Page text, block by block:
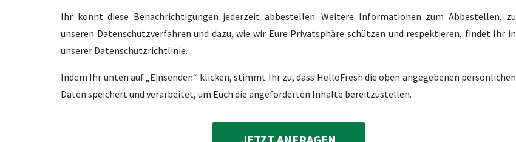
Ihr könnt diese Benachrichtigungen jederzeit abbestellen. Weitere Informationen zum Abbestellen, zu
unseren Datenschutzverfahren und dazu, wie wir Eure Privatsphäre schützen und respektieren, findet Ihr in
unserer Datenschutzrichtlinie.
Indem Ihr unten auf „Einsenden“ klicken, stimmt Ihr zu, dass HelloFresh die oben angegebenen persönlichen
Daten speichert und verarbeitet, um Euch die angeforderten Inhalte bereitzustellen.